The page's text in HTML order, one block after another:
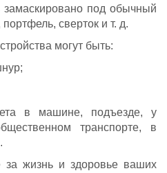
под обычный
сверток и т. д.
могут быть:
в машине, подъезде, у
транспорте, в
за жизнь и здоровье ваших